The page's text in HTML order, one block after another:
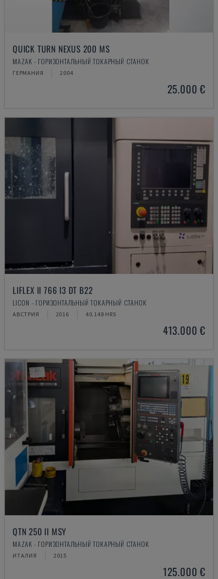
QUICK TURN NEXUS 200 MS
MAZAK - ГОРИЗОНТАЛЬНЫЙ ТОКАРНЫЙ СТАНОК
ГЕРМАНИЯ 2004
25.000 €
LIFLEX II 766 I3 DT B22
LICON - ГОРИЗОНТАЛЬНЫЙ ТОКАРНЫЙ СТАНОК
АВСТРИЯ 2016 40.148 HRS
413.000 €
QTN 250 II MSY
MAZAK - ГОРИЗОНТАЛЬНЫЙ ТОКАРНЫЙ СТАНОК
ИТАЛИЯ 2015
125.000 €